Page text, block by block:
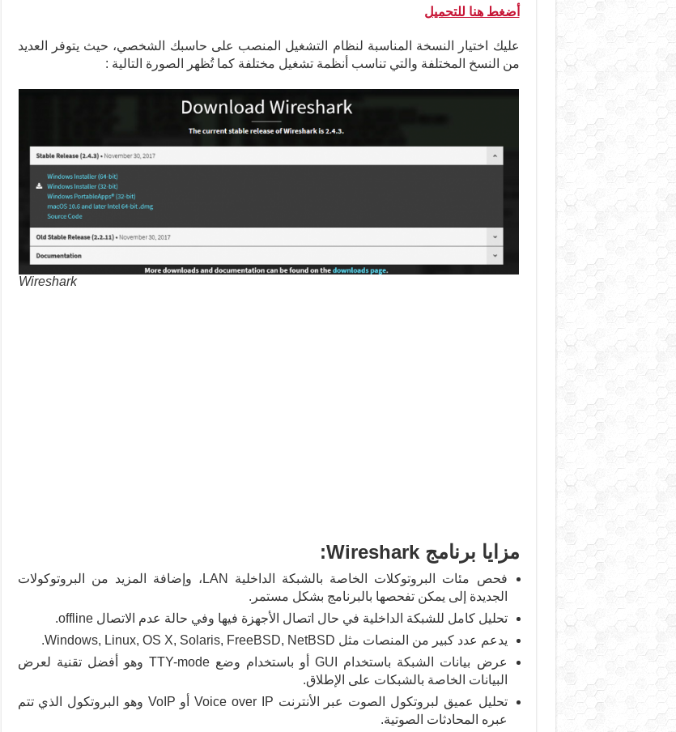
أضغط هنا للتحميل
عليك اختيار النسخة المناسبة لنظام التشغيل المنصب على حاسبك الشخصي، حيث يتوفر العديد
من النسخ المختلفة والتي تناسب أنظمة تشغيل مختلفة كما تُظهر الصورة التالية :
Wireshark
مزايا برنامج Wireshark:
فحص مئات البروتوكلات الخاصة بالشبكة الداخلية LAN، وإضافة المزيد من البروتوكولات
الجديدة إلى يمكن تفحصها بالبرنامج بشكل مستمر.
تحليل كامل للشبكة الداخلية في حال اتصال الأجهزة فيها وفي حالة عدم الاتصال offline.
يدعم عدد كبير من المنصات مثل Windows, Linux, OS X, Solaris, FreeBSD, NetBSD.
عرض بيانات الشبكة باستخدام GUI أو باستخدام وضع TTY-mode وهو أفضل تقنية لعرض
البيانات الخاصة بالشبكات على الإطلاق.
تحليل عميق لبروتكول الصوت عبر الأنترنت Voice over IP أو VoIP وهو البروتكول الذي تتم
عبره المحادثات الصوتية.